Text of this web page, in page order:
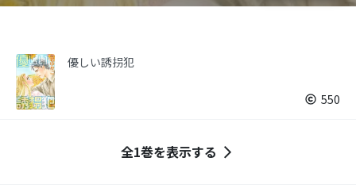
優しい誘拐犯
550
全1巻を表示する